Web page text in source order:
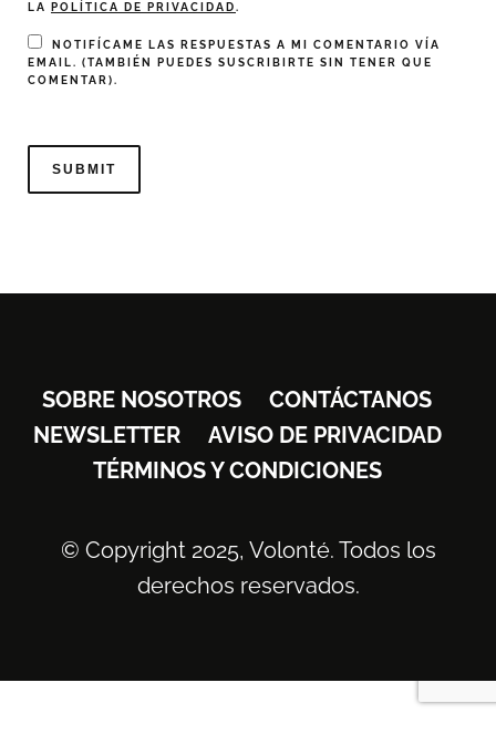
LA
POLÍTICA DE PRIVACIDAD.
NOTIFÍCAME LAS RESPUESTAS A MI COMENTARIO VÍA
EMAIL. (TAMBIÉN PUEDES SUSCRIBIRTE SIN TENER QUE
COMENTAR).
SOBRE NOSOTROS
CONTÁCTANOS
NEWSLETTER
AVISO DE PRIVACIDAD
TÉRMINOS Y CONDICIONES
© Copyright 2025, Volonté. Todos los
derechos reservados.